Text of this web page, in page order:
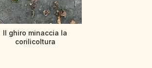
Il ghiro minaccia la
corilicoltura